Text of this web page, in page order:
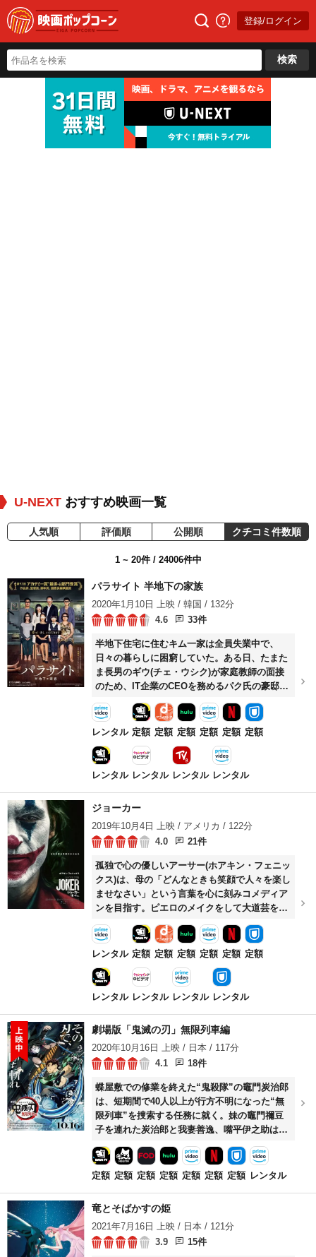
登録/ログイン
検索
U-NEXT おすすめ映画一覧
人気順 評価順 公開順 クチコミ件数順
1 ~ 20件 / 24006件中
パラサイト 半地下の家族
2020年1月10日 上映 / 韓国 / 132分
4.6
33件
半地下住宅に住むキム一家は全員失業中で、
日々の暮らしに困窮していた。ある日、たまた
ま長男のギウ(チェ・ウシク)が家庭教師の面接
のため、IT企業のCEOを務めるパク氏の豪邸を
訪ね、兄に続いて妹のギジョン(パク・ソダム)
もその家に足を踏み入れる。
レンタル 定額 定額 定額 定額 定額 定額
レンタル レンタル レンタル レンタル
ジョーカー
2019年10月4日 上映 / アメリカ / 122分
4.0
21件
孤独で心の優しいアーサー(ホアキン・フェニッ
クス)は、母の「どんなときも笑顔で人々を楽し
ませなさい」という言葉を心に刻みコメディア
ンを目指す。ピエロのメイクをして大道芸を披
露しながら母を助ける彼は、同じアパートの住
人ソフィーにひそかに思いを寄せていた。そし
て、笑いのある人生は素晴らしいと信じ、底辺
レンタル 定額 定額 定額 定額 定額 定額
レンタル レンタル レンタル レンタル
劇場版「鬼滅の刃」無限列車編
2020年10月16日 上映 / 日本 / 117分
4.1
18件
蝶屋敷での修業を終えた“鬼殺隊”の竈門炭治郎
は、短期間で40人以上が行方不明になった“無
限列車”を捜索する任務に就く。妹の竈門禰豆
子を連れた炭治郎と我妻善逸、嘴平伊之助は、
鬼殺隊最強の剣士“柱”のひとりである炎柱の煉
獄杏寿郎と合流し、闇を進む無限列車の中で鬼
を相手に戦い始める。
定額 定額 定額 定額 定額 定額 定額 レンタル
竜とそばかすの姫
2021年7月16日 上映 / 日本 / 121分
3.9
15件